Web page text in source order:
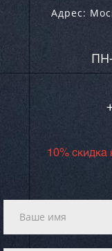
Адрес:
10% скидка